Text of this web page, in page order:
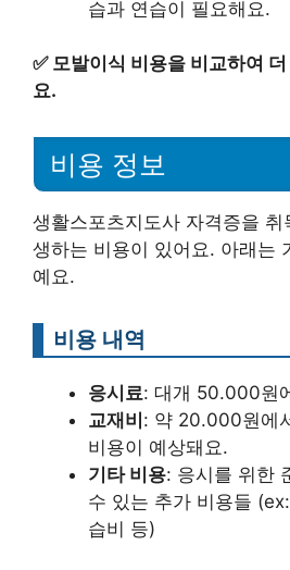
습과 연습이 필요해요.
✅ 모발이식 비용을 비교하여
요.
비용 정보
생활스포츠지도사 자격증을
생하는 비용이 있어요. 아래는
예요.
비용 내역
응시료: 대개 50.000원
교재비 : 약 20.000원에
비용이 예상돼요.
기타 비용: 응시를 위한
수 있는 추가 비용들
습비 등)